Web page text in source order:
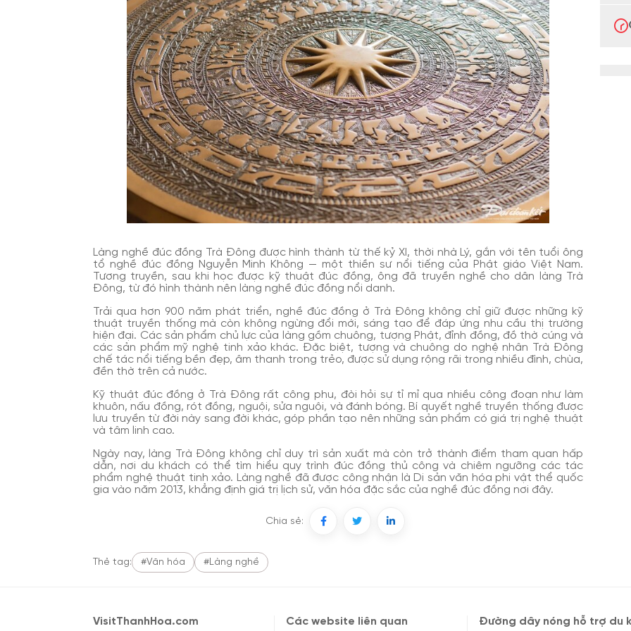
Làng nghề đúc đồng Trà Đông được hình thành từ thế kỷ XI, thời nhà Lý, gắn với tên tuổi ông
tổ nghề đúc đồng Nguyễn Minh Không — một thiền sư nổi tiếng của Phật giáo Việt Nam.
Tương truyền, sau khi học được kỹ thuật đúc đồng, ông đã truyền nghề cho dân làng Trà
Đông, từ đó hình thành nên làng nghề đúc đồng nổi danh.
Trải qua hơn 900 năm phát triển, nghề đúc đồng ở Trà Đông không chỉ giữ được những kỹ
thuật truyền thống mà còn không ngừng đổi mới, sáng tạo để đáp ứng nhu cầu thị trường
hiện đại. Các sản phẩm chủ lực của làng gồm chuông, tượng Phật, đỉnh đồng, đồ thờ cúng và
các sản phẩm mỹ nghệ tinh xảo khác. Đặc biệt, tượng và chuông do nghệ nhân Trà Đông
chế tác nổi tiếng bền đẹp, âm thanh trong trẻo, được sử dụng rộng rãi trong nhiều đình, chùa,
đền thờ trên cả nước.
Kỹ thuật đúc đồng ở Trà Đông rất công phu, đòi hỏi sự tỉ mỉ qua nhiều công đoạn như làm
khuôn, nấu đồng, rót đồng, nguội, sửa nguội, và đánh bóng. Bí quyết nghề truyền thống được
lưu truyền từ đời này sang đời khác, góp phần tạo nên những sản phẩm có giá trị nghệ thuật
và tâm linh cao.
Ngày nay, làng Trà Đông không chỉ duy trì sản xuất mà còn trở thành điểm tham quan hấp
dẫn, nơi du khách có thể tìm hiểu quy trình đúc đồng thủ công và chiêm ngưỡng các tác
phẩm nghệ thuật tinh xảo. Làng nghề đã được công nhận là Di sản văn hóa phi vật thể quốc
gia vào năm 2013, khẳng định giá trị lịch sử, văn hóa đặc sắc của nghề đúc đồng nơi đây.
Chia sẻ:
Thẻ tag: #Văn hóa #Làng nghề
VisitThanhHoa.com Các website liên quan Đường dây nóng hỗ trợ du